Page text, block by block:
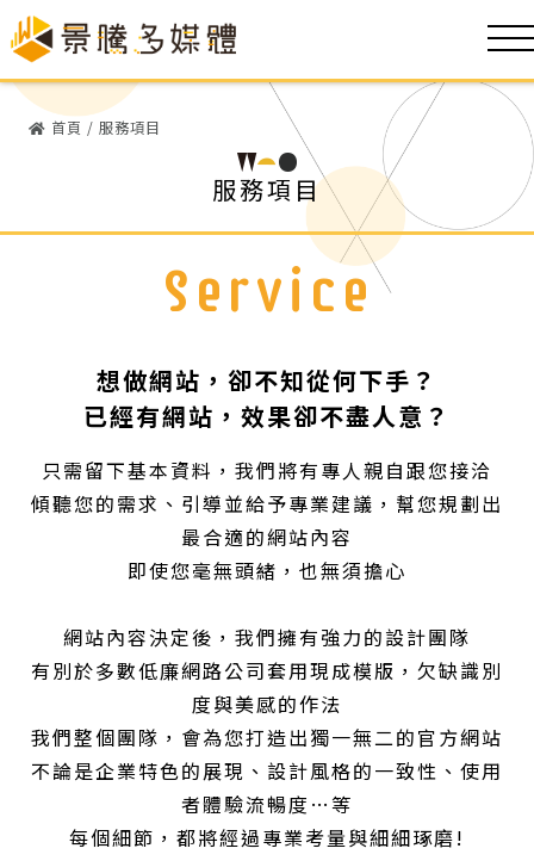
首頁 / 服務項目
服務項目
Service
想做網站，卻不知從何下手？
已經有網站，效果卻不盡人意？
只需留下基本資料，我們將有專人親自跟您接洽
傾聽您的需求、引導並給予專業建議，幫您規劃出
最合適的網站內容
即使您毫無頭緒，也無須擔心
網站內容決定後，我們擁有強力的設計團隊
有別於多數低廉網路公司套用現成模版，欠缺識別
度與美感的作法
我們整個團隊，會為您打造出獨一無二的官方網站
不論是企業特色的展現、設計風格的一致性、使用
者體驗流暢度…等
每個細節，都將經過專業考量與細細琢磨!